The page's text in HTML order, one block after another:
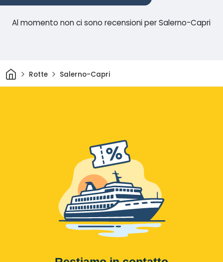
Al momento non ci sono recensioni per Salerno-Capri
CasaRotte Salerno-Capri